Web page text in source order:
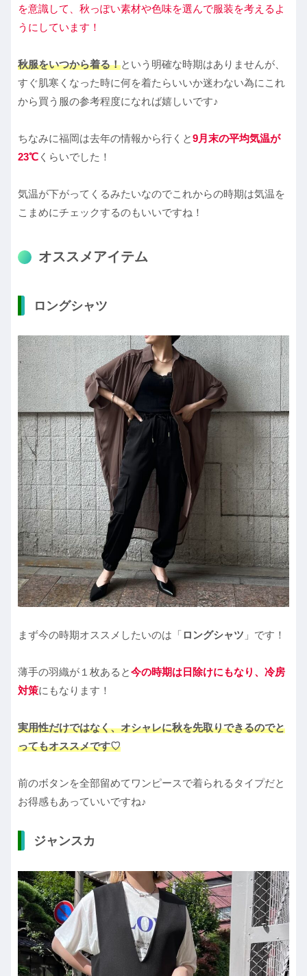
を意識して、秋っぽい素材や色味を選んで服装を考えるよ
うにしています！
秋服をいつから着る！という明確な時期はありませんが、
すぐ肌寒くなった時に何を着たらいいか迷わない為にこれ
から買う服の参考程度になれば嬉しいです♪
ちなみに福岡は去年の情報から行くと9月末の平均気温が
23℃ くらいでした！
気温が下がってくるみたいなのでこれからの時期は気温を
こまめにチェックするのもいいですね！
オススメアイテム
ロングシャツ
まず今の時期オススメしたいのは「ロングシャツ 」です！
薄手の羽織が１枚あると今の時期は日除けにもなり、冷房
対策にもなります！
実用性だけではなく、オシャレに秋を先取りできるのでと
ってもオススメです♡
前のボタンを全部留めてワンピースで着られるタイプだと
お得感もあっていいですね♪
ジャンスカ